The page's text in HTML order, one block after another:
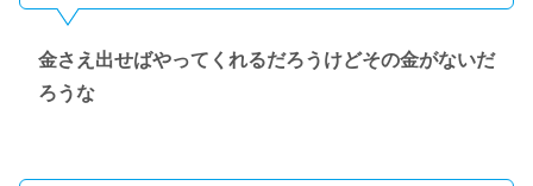
金さえ出せばやってくれるだろうけどその金がないだ
ろうな